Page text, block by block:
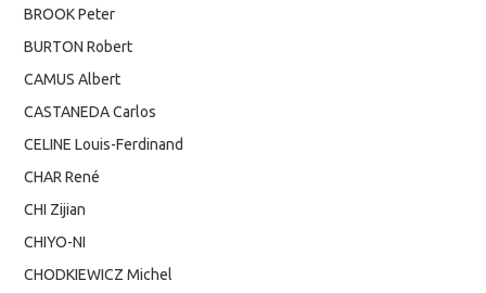
BROOK Peter
BURTON Robert
CAMUS Albert
CASTANEDA Carlos
CELINE Louis-Ferdinand
CHAR René
CHI Zijian
CHIYO-NI
CHODKIEWICZ Michel